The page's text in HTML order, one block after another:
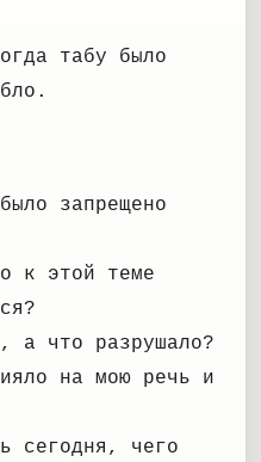
табу было
запрещено
к этой теме
а что разрушало?
на мою речь и
сегодня, чего